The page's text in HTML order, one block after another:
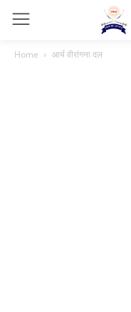
Home आर्य वीरांगना दल